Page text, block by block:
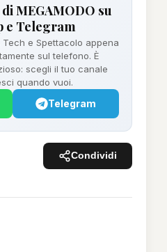
MEGAMODO su
e Telegram
Tech e Spettacolo appena
sul telefono. È
scegli il tuo canale
quando vuoi.
Telegram
Condividi